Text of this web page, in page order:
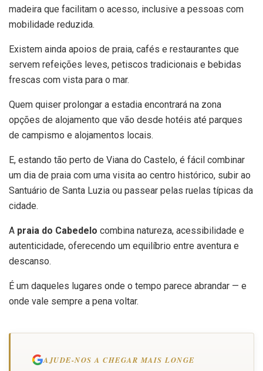
madeira que facilitam o acesso, inclusive a pessoas com
mobilidade reduzida.
Existem ainda apoios de praia, cafés e restaurantes que
servem refeições leves, petiscos tradicionais e bebidas
frescas com vista para o mar.
Quem quiser prolongar a estadia encontrará na zona
opções de alojamento que vão desde hotéis até parques
de campismo e alojamentos locais.
E, estando tão perto de Viana do Castelo, é fácil combinar
um dia de praia com uma visita ao centro histórico, subir ao
Santuário de Santa Luzia ou passear pelas ruelas típicas da
cidade.
A praia do Cabedelo combina natureza, acessibilidade e
autenticidade, oferecendo um equilíbrio entre aventura e
descanso.
É um daqueles lugares onde o tempo parece abrandar — e
onde vale sempre a pena voltar.
AJUDE-NOS A CHEGAR MAIS LONGE